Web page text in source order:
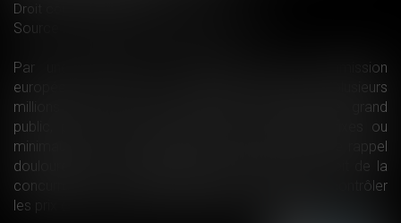
Droit commercial
Source :
Par une décision du 24 juillet 2018, la Commission
européenne a infligé des amendes s’élevant à plusieurs
millions d’euros à des fabricants d’électronique grand
public, pour avoir imposé des prix de revente fixes ou
minimaux à leurs revendeurs sur internet. Piqûre de rappel
douloureuse sur l’un des principes de base du droit de la
concurrence : il est interdit pour un fournisseur de contrôler
les prix de revente de ses revendeurs...